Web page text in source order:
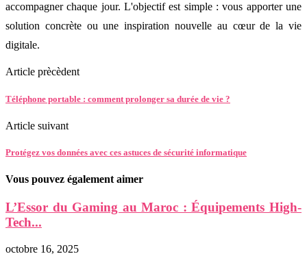
accompagner chaque jour. L'objectif est simple : vous apporter une
solution concrète ou une inspiration nouvelle au cœur de la vie
digitale.
Article prècèdent
Téléphone portable : comment prolonger sa durée de vie ?
Article suivant
Protégez vos données avec ces astuces de sécurité informatique
Vous pouvez également aimer
L’Essor du Gaming au Maroc : Équipements High-
Tech...
octobre 16, 2025